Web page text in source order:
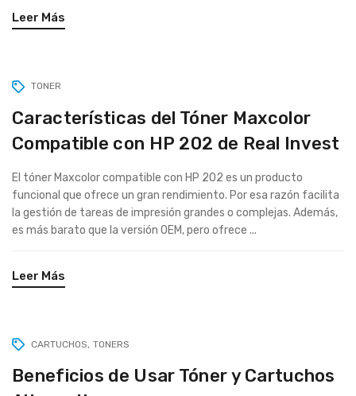
Leer Más
TONER
Características del Tóner Maxcolor
Compatible con HP 202 de Real Invest
El tóner Maxcolor compatible con HP 202 es un producto
funcional que ofrece un gran rendimiento. Por esa razón facilita
la gestión de tareas de impresión grandes o complejas. Además,
es más barato que la versión OEM, pero ofrece ...
Leer Más
CARTUCHOS TONERS
Beneficios de Usar Tóner y Cartuchos